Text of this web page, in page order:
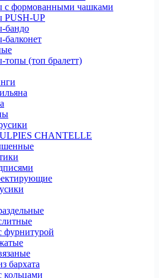
с формованными чашками
PUSH-UP
бандо
балконет
топы (топ бралетт)
CHANTELLE
фурнитурой
бархата
кольцами